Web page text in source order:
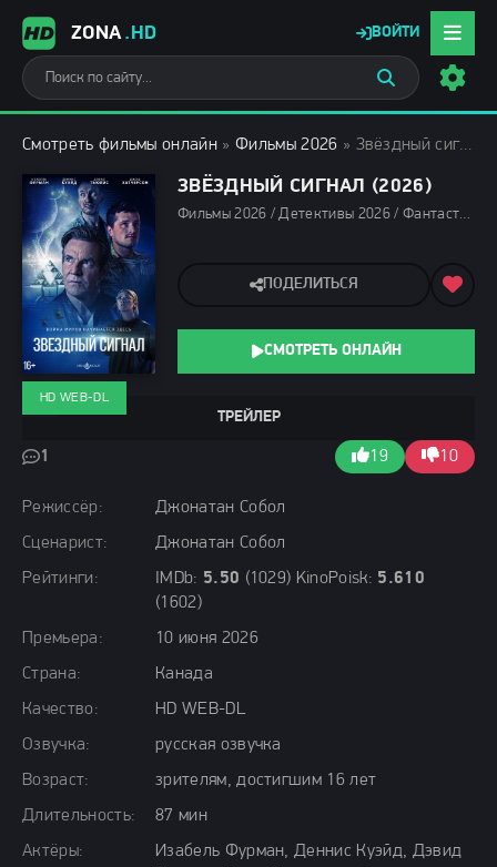
ZONA.HD ВОЙТИ
Смотреть фильмы онлайн » Фильмы 2026 » Звёздный сигнал (2026)
ЗВЁЗДНЫЙ СИГНАЛ (2026)
Фильмы 2026 / Детективы 2026 / Фантастические фильмы 2026 / Зарубежные фильмы 2026 / Последние фильмы 2026 / Новинки кино 2026 / Фильмы июня 2026 / Фильмы лета 2026 / Смотреть фильмы онлайн
Режиссёр:
Джонатан Собол
Сценарист:
Джонатан Собол
Рейтинги:
IMDb: 5.50 (1029) KinoPoisk: 5.610
(1602)
Премьера:
10 июня 2026
Страна:
Канада
Качество:
HD WEB-DL
Озвучка:
русская озвучка
Возраст:
зрителям, достигшим 16 лет
Длительность:
87 мин
Актёры:
Изабель Фурман, Деннис Куэйд, Дэвид
ТРЕЙЛЕР
1 19 10
HD WEB-DL
ПОДЕЛИТЬСЯ
СМОТРЕТЬ ОНЛАЙН